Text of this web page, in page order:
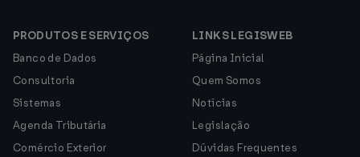
PRODUTOS E SERVIÇOS
Banco de Dados
Consultoria
Sistemas
Agenda Tributária
Comércio Exterior
LINKS LEGISWEB
Página Inicial
Quem Somos
Notícias
Legislação
Dúvidas Frequentes